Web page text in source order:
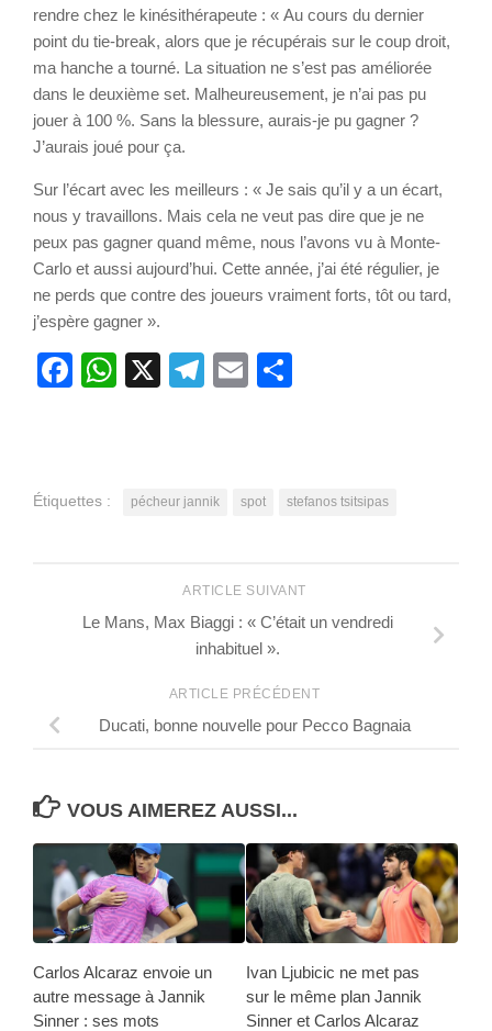
rendre chez le kinésithérapeute : « Au cours du dernier
point du tie-break, alors que je récupérais sur le coup droit,
ma hanche a tourné. La situation ne s’est pas améliorée
dans le deuxième set. Malheureusement, je n’ai pas pu
jouer à 100 %. Sans la blessure, aurais-je pu gagner ?
J’aurais joué pour ça.
Sur l’écart avec les meilleurs : « Je sais qu’il y a un écart,
nous y travaillons. Mais cela ne veut pas dire que je ne
peux pas gagner quand même, nous l’avons vu à Monte-
Carlo et aussi aujourd’hui. Cette année, j’ai été régulier, je
ne perds que contre des joueurs vraiment forts, tôt ou tard,
j’espère gagner ».
Facebook
WhatsApp
X Telegram
Email
Étiquettes : pécheur jannik spot stefanos tsitsipas
ARTICLE SUIVANT
Le Mans, Max Biaggi : « C’était un vendredi
inhabituel ».
ARTICLE PRÉCÉDENT
Ducati, bonne nouvelle pour Pecco Bagnaia
VOUS AIMEREZ AUSSI...
Carlos Alcaraz envoie un
autre message à Jannik
Sinner : ses mots
Ivan Ljubicic ne met pas
sur le même plan Jannik
Sinner et Carlos Alcaraz